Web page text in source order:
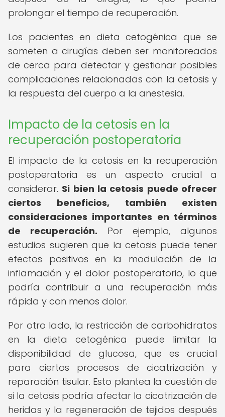
prolongar el tiempo de recuperación.
Los pacientes en dieta cetogénica que se
someten a cirugías deben ser monitoreados
de cerca para detectar y gestionar posibles
complicaciones relacionadas con la cetosis y
la respuesta del cuerpo a la anestesia.
Impacto de la cetosis en la
recuperación postoperatoria
El impacto de la cetosis en la recuperación
postoperatoria es un aspecto crucial a
considerar. Si bien la cetosis puede ofrecer
ciertos beneficios, también existen
consideraciones importantes en términos
de recuperación. Por ejemplo, algunos
estudios sugieren que la cetosis puede tener
efectos positivos en la modulación de la
inflamación y el dolor postoperatorio, lo que
podría contribuir a una recuperación más
rápida y con menos dolor.
Por otro lado, la restricción de carbohidratos
en la dieta cetogénica puede limitar la
disponibilidad de glucosa, que es crucial
para ciertos procesos de cicatrización y
reparación tisular. Esto plantea la cuestión de
si la cetosis podría afectar la cicatrización de
heridas y la regeneración de tejidos después